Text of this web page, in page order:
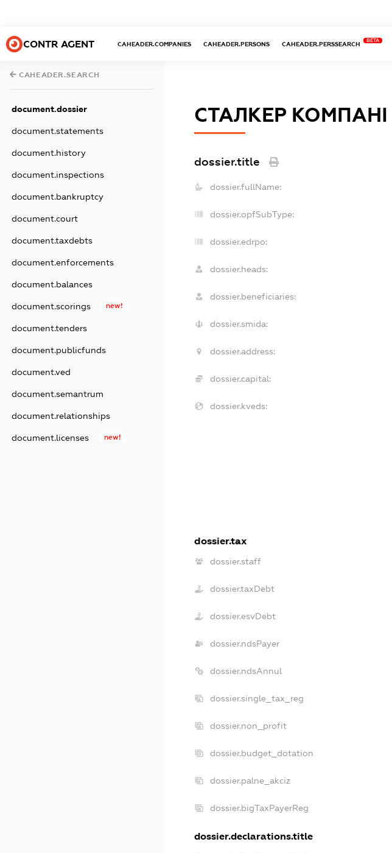
CONTR AGENT CAHEADER.COMPANIES CAHEADER.PERSONS CAHEADER.PERSSEARCH
BETA
CAHEADER.SEARCH
document.dossier
document.statements
document.history
document.inspections
document.bankruptcy
document.court
document.taxdebts
document.enforcements
document.balances
document.scorings new!
document.tenders
document.publicfunds
document.ved
document.semantrum
document.relationships
document.licenses new!
СТАЛКЕР КОМПАНІ
dossier.title
dossier.fullName:
dossier.opfSubType:
dossier.edrpo:
dossier.heads:
dossier.beneficiaries:
dossier.smida:
dossier.address:
dossier.capital:
dossier.kveds:
dossier.tax
dossier.staff
dossier.taxDebt
dossier.esvDebt
dossier.ndsPayer
dossier.ndsAnnul
dossier.single_tax_reg
dossier.non_profit
dossier.budget_dotation
dossier.palne_akciz
dossier.bigTaxPayerReg
dossier.declarations.title